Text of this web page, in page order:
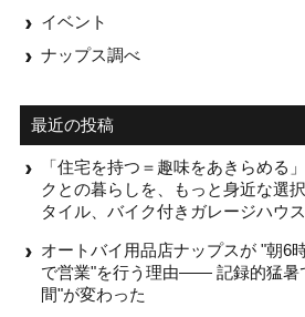
イベント
ナップス調べ
最近の投稿
「住宅を持つ＝趣味をあきらめる
クとの暮らしを、もっと身近な選
タイル、バイク付きガレージハウ
オートバイ用品店ナップスが "朝6
で営業"を行う理由—— 記録的猛暑
間"が変わった